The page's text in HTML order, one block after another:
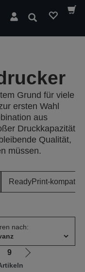
Suchen
Grund für viele
ersten Wahl
aus
Druckkapazität
Qualität,
müssen.
ReadyPrint-
nach:
9
Zur